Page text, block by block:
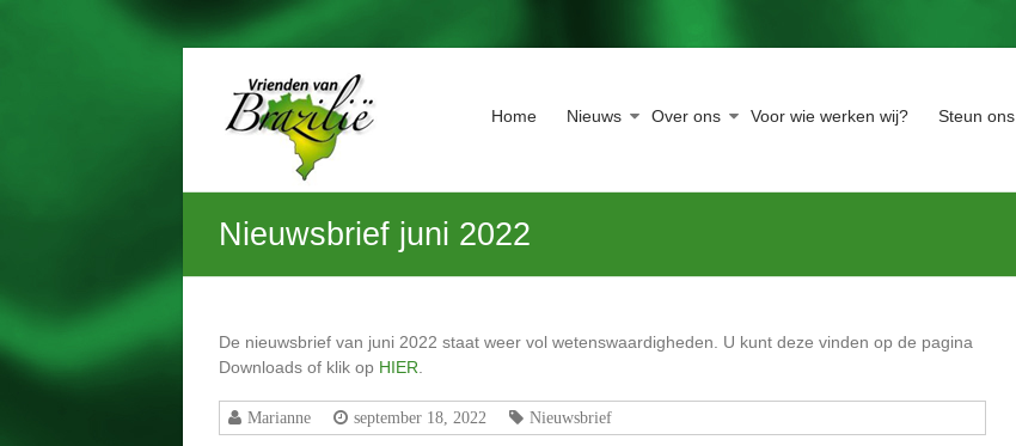
inhoud
Vrienden
van
Brazilië
Geniet
van
kansarme
kinderen
ook
beleven
Home Nieuws Over ons Voor wie werken wij? Steun ons
Nieuwsbrief juni 2022
De nieuwsbrief van juni 2022 staat weer vol wetenswaardigheden. U kunt deze vinden op de pagina
Downloads of klik op HIER
Marianne september 18, 2022 Nieuwsbrief